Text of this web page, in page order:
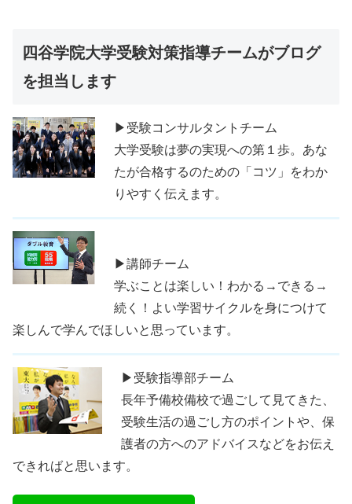
四谷学院大学受験対策指導チームがブログ
を担当します
▶受験コンサルタントチーム
大学受験は夢の実現への第１歩。あな
たが合格するのための「コツ」をわか
りやすく伝えます。
▶講師チーム
学ぶことは楽しい！わかる→できる→
続く！よい学習サイクルを身につけて
楽しんで学んでほしいと思っています。
▶受験指導部チーム
長年予備校備校で過ごして見てきた、
受験生活の過ごし方のポイントや、保
護者の方へのアドバイスなどをお伝え
できればと思います。